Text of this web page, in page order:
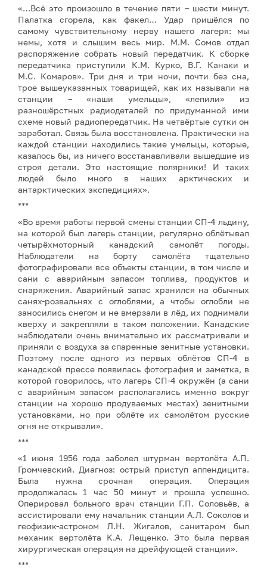
«…Всё это произошло в течение пяти – шести минут.
Палатка сгорела, как факел… Удар пришёлся по
самому чувствительному нерву нашего лагеря: мы
немы, хотя и слышим весь мир. М.М. Сомов отдал
распоряжение собрать новый передатчик. К сборке
передатчика приступили К.М. Курко, В.Г. Канаки и
М.С. Комаров». Три дня и три ночи, почти без сна,
трое вышеуказанных товарищей, как их называли на
станции – «наши умельцы», «лепили» из
разношёрстных радиодеталей по придуманной ими
схеме новый радиопередатчик. На четвёртые сутки он
заработал. Связь была восстановлена. Практически на
каждой станции находились такие умельцы, которые,
казалось бы, из ничего восстанавливали вышедшие из
строя детали. Это настоящие полярники! И таких
людей было много в наших арктических и
антарктических экспедициях».
***
«Во время работы первой смены станции СП-4 льдину,
на которой был лагерь станции, регулярно облётывал
четырёхмоторный канадский самолёт погоды.
Наблюдатели на борту самолёта тщательно
фотографировали все объекты станции, в том числе и
сани с аварийным запасом топлива, продуктов и
снаряжения. Аварийный запас хранился на обычных
санях-розвальнях с оглоблями, а чтобы оглобли не
заносились снегом и не вмерзали в лёд, их поднимали
кверху и закрепляли в таком положении. Канадские
наблюдатели очень внимательно их рассматривали и
приняли с воздуха за спаренные зенитные установки.
Поэтому после одного из первых облётов СП-4 в
канадской прессе появилась фотография и заметка, в
которой говорилось, что лагерь СП-4 окружён (а сани
с аварийным запасом располагались именно вокруг
станции на хорошо продуваемых местах) зенитными
установками, но при облёте их самолётом русские
огня не открывали».
***
«1 июня 1956 года заболел штурман вертолёта А.П.
Громчевский. Диагноз: острый приступ аппендицита.
Была нужна срочная операция. Операция
продолжалась 1 час 50 минут и прошла успешно.
Оперировал больного врач станции Г.П. Соловьёв, а
ассистировали ему начальник станции А.Л. Соколов и
геофизик-астроном Л.Н. Жигалов, санитаром был
механик вертолёта К.А. Лещенко. Это была первая
хирургическая операция на дрейфующей станции».
***